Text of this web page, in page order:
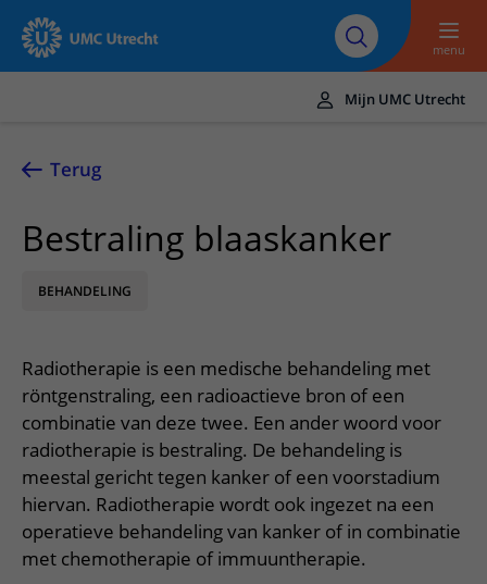
Naar hoofdinhoud
Over UMC
Utrecht
Research
Werken bij het UMC
Utrecht
menu
UMC Utrecht
Zorg en behandeling
Ziekten en aandoeningen
Poliklinieken
Verpleegafdelingen
Onze zorgverleners
Onderzoeken en diagnostiek
Het Wilhelmina Kinderziekenhuis
Afspraak en opname
Bezoek aan de polikliniek
Opname in het ziekenhuis
Voorbereiding op uw afspraak
Bloedprikken
Wachttijden
Op bezoek in het UMC Utrecht
Apotheek
Winkels en restaurants
Faciliteiten en voorzieningen
Bezoekregels
Contact en route
Spoed
Contactgegevens
Route naar het ziekenhuis
Parkeren
Verwijzers
Patiënt verwijzen
Teleconsult aanvragen
Diagnostiek aanvragen
Meer UMC Utrecht
Over UMC Utrecht
Mijn UMC Utrecht
Terug
Bestraling blaaskanker
BEHANDELING
Radiotherapie is een medische behandeling met
röntgenstraling, een radioactieve bron of een
combinatie van deze twee. Een ander woord voor
radiotherapie is bestraling. De behandeling is
meestal gericht tegen kanker of een voorstadium
hiervan. Radiotherapie wordt ook ingezet na een
operatieve behandeling van kanker of in combinatie
met chemotherapie of immuuntherapie.